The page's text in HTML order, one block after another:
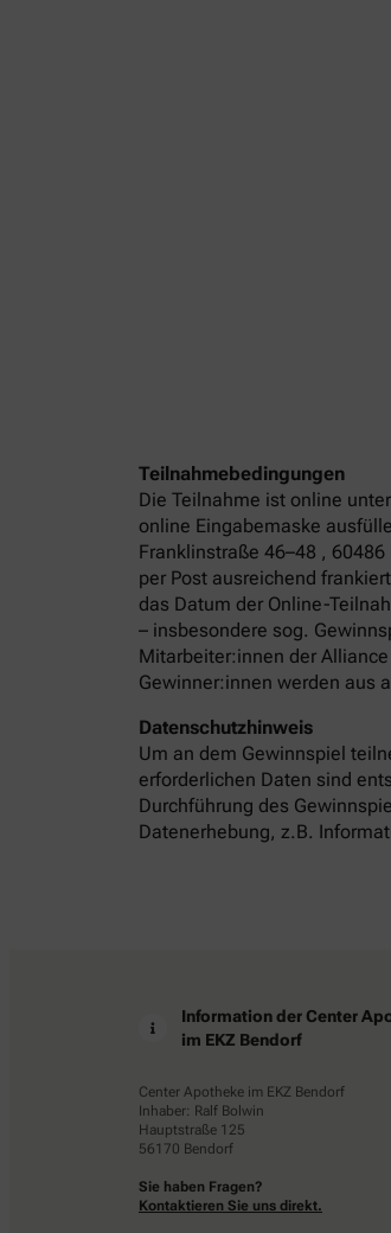
Teilnahmebedingungen
Die Teilnahme ist online
online Eingabemaske
Franklinstraße 46–48 ,
per Post ausreichend
das Datum der Online-
– insbesondere sog.
Mitarbeiter:innen der
Gewinner:innen werden aus
Datenschutzhinweis
Um an dem Gewinnspiel
erforderlichen Daten sind
Durchführung des
Datenerhebung, z.B.
Information der Center
im EKZ Bendorf
Center Apotheke im EKZ Bendorf
Inhaber: Ralf Bolwin
Hauptstraße 125
56170 Bendorf
Sie haben Fragen?
Kontaktieren Sie uns direkt.